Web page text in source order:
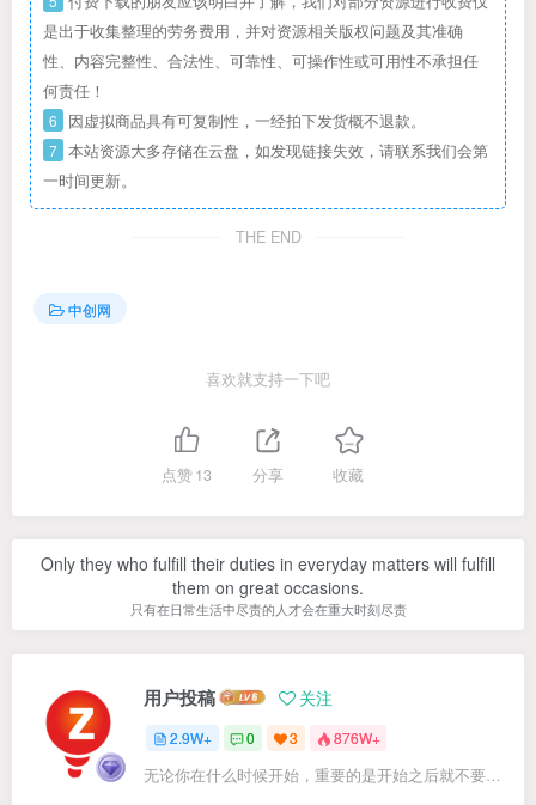
是出于收集整理的劳务费用，并对资源相关版权问题及其准确
性、内容完整性、合法性、可靠性、可操作性或可用性不承担任
何责任！
6 因虚拟商品具有可复制性，一经拍下发货概不退款。
7 本站资源大多存储在云盘，如发现链接失效，请联系我们会第
一时间更新。
THE END
中创网
喜欢就支持一下吧
点赞13 分享 收藏
Only they who fulfill their duties in everyday matters will fulfill
them on great occasions.
只有在日常生活中尽责的人才会在重大时刻尽责
用户投稿 关注
2.9W+ 0 3 876W+
无论你在什么时候开始，重要的是开始之后就不要停止